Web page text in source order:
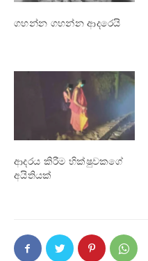
ගහන්න ගහන්න ආදරෙයි
ආදරය කිරීම භික්ෂුවකගේ
අයිතියක්